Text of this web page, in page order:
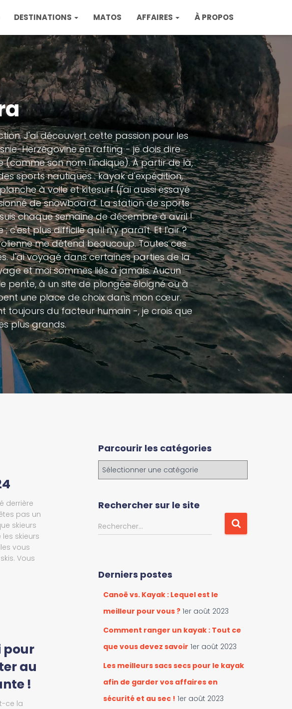
DESTINATIONS MATOS AFFAIRES À PROPOS
J'ai découvert cette passion pour les
Herzégovine en rafting - je dois dire
(comme son nom l'indique). À partir de là,
sports nautiques : kayak d'expédition,
à voile et kitesurf (j'ai aussi essayé
de snowboard. La station de sports
chaque semaine de décembre à avril !
plus difficile qu'il n'y paraît. Et l'air ?
me détend beaucoup. Toutes ces
J'ai voyagé dans certaines parties de la
et moi sommes liés à jamais. Aucun
pente, à un site de plongée éloigné ou à
une place de choix dans mon cœur.
toujours du facteur humain -, je crois que
plus grands.
derrière
pas un
skieurs
skieurs
vous
Vous
pour
au
!
ce la
Parcourir les catégories
a
o
r
e
Rechercher sur le site
R
e
r
Rechercher…
Derniers postes
Canoë vs. Kayak : Lequel est le
meilleur pour vous ? 1er août 2023
Comment ranger un kayak : Tout ce
que vous devez savoir 1er août 2023
Les meilleurs sacs secs pour le kayak
afin de garder vos affaires en
sécurité et au sec ! 1er août 2023